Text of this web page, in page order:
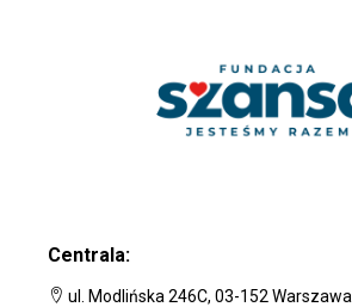
Centrala:
ul. Modlińska 246C, 03-152 Warszawa